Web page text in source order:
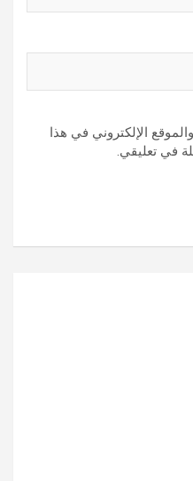
الإلكتروني في هذا
في تعليقي.